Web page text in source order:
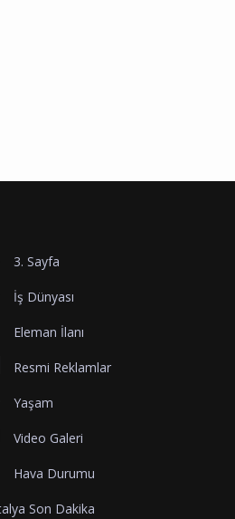
3. Sayfa
İş Dünyası
Eleman İlanı
Resmi Reklamlar
Yaşam
Video Galeri
Hava Durumu
Son Dakika